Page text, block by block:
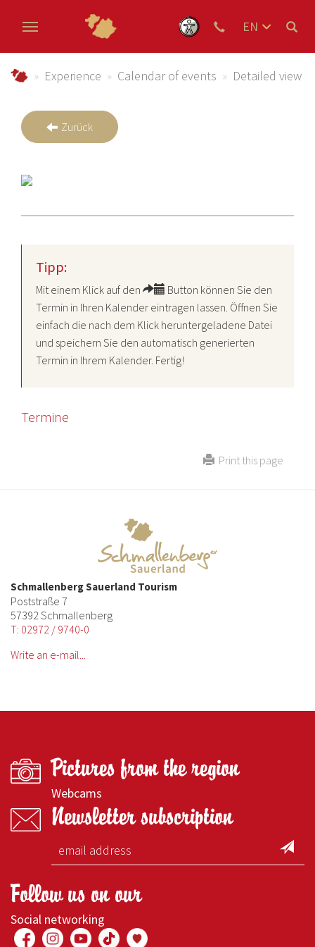
EN
Urlaub im Schmallenberger Sauerland und der
Experience Calendar of events Detailed view
Zurück
Tipp:
Mit einem Klick auf den
Button können Sie den
Termin in Ihren Kalender eintragen lassen. Öffnen Sie
einfach die nach dem Klick heruntergeladene Datei
und speichern Sie den automatisch generierten
Termin in Ihrem Kalender. Fertig!
Termine
Print this page
Schmallenberg Sauerland Tourism
Poststraße 7
57392 Schmallenberg
T: 02972 / 9740-0
Write an e-mail...
Pictures from the region
Webcams
Newsletter subscription
Follow us on our
Social networking